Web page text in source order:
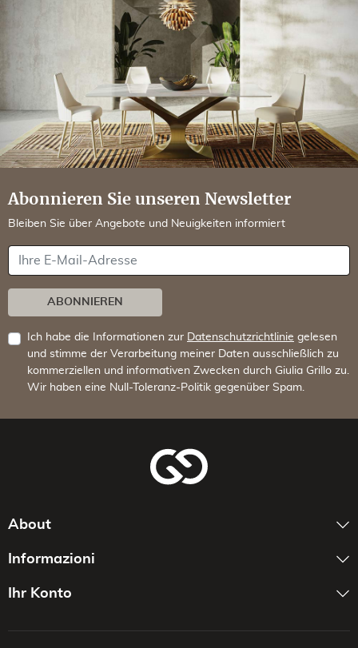
Abonnieren Sie unseren Newsletter
Bleiben Sie über Angebote und Neuigkeiten informiert
Ihre E-Mail-Adresse
ABONNIEREN
Ich habe die Informationen zur Datenschutzrichtlinie gelesen
und stimme der Verarbeitung meiner Daten ausschließlich zu
kommerziellen und informativen Zwecken durch Giulia Grillo zu.
Wir haben eine Null-Toleranz-Politik gegenüber Spam.
About
Informazioni
Ihr Konto